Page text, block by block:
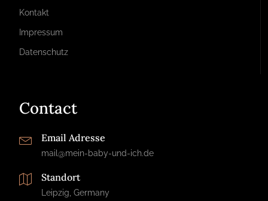
Kontakt
Impressum
Datenschutz
Contact
Email Adresse
mail@mein-baby-und-ich.de
Standort
Leipzig, Germany